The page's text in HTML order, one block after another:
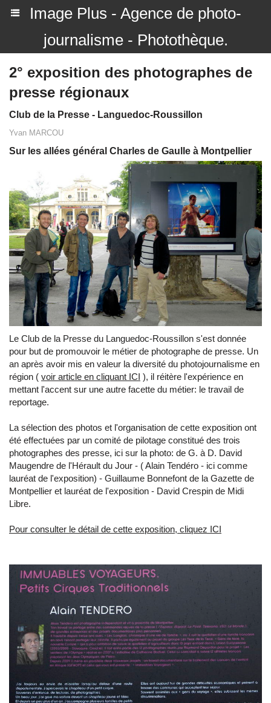
Image Plus - Agence de photo-
journalisme - Photothèque.
2° exposition des photographes de
presse régionaux
Club de la Presse - Languedoc-Roussillon
Yvan MARCOU
Sur les allées général Charles de Gaulle à Montpellier
Le Club de la Presse du Languedoc-Roussillon s'est donnée
pour but de promouvoir le métier de photographe de presse. Un
an après avoir mis en valeur la diversité du photojournalisme en
région ( voir article en cliquant ICI ), il réitère l'expérience en
mettant l'accent sur une autre facette du métier: le travail de
reportage.
La sélection des photos et l'organisation de cette exposition ont
été effectuées par un comité de pilotage constitué des trois
photographes des presse, ici sur la photo: de G. à D. David
Maugendre de l'Hérault du Jour - ( Alain Tendéro - ici comme
lauréat de l'exposition) - Guillaume Bonnefont de la Gazette de
Montpellier et lauréat de l'exposition - David Crespin de Midi
Libre.
Pour consulter le détail de cette exposition, cliquez ICI